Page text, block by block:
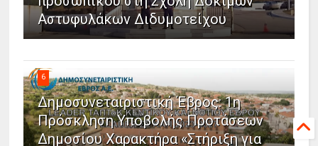
Αστυφυλάκων Διδυμοτείχου
6
Δημοσυνεταιριστική Έβρος: 1η
Πρόσκληση Υποβολής Προτάσεων
Δημοσίου Χαρακτήρα «Στήριξη για